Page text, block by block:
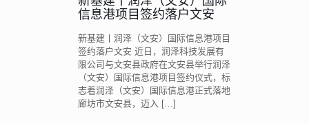
信息港项目签约落户文安
新基建丨润泽（文安）国际信息港项目
签约落户文安 近日，润泽科技发展有
限公司与文安县政府在文安县举行润泽
（文安）国际信息港项目签约仪式，标
志着润泽（文安）国际信息港正式落地
廊坊市文安县，迈入 […]